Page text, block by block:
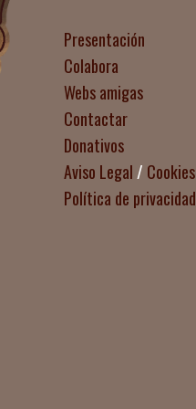
Presentación
Colabora
Webs amigas
Contactar
Donativos
Aviso Legal / Cookies
Política de privacidad